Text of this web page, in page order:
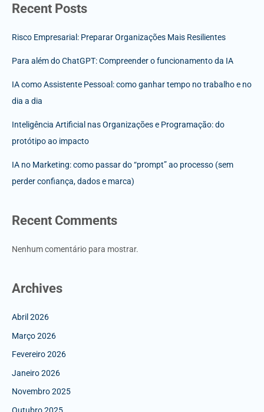
Recent Posts
Risco Empresarial: Preparar Organizações Mais Resilientes
Para além do ChatGPT: Compreender o funcionamento da IA
IA como Assistente Pessoal: como ganhar tempo no trabalho e no
dia a dia
Inteligência Artificial nas Organizações e Programação: do
protótipo ao impacto
IA no Marketing: como passar do “prompt” ao processo (sem
perder confiança, dados e marca)
Recent Comments
Nenhum comentário para mostrar.
Archives
Abril 2026
Março 2026
Fevereiro 2026
Janeiro 2026
Novembro 2025
Outubro 2025